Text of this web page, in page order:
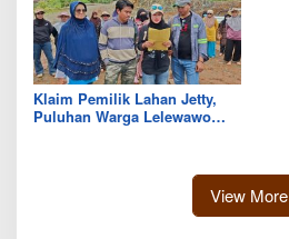
Klaim Pemilik Lahan Jetty,
Puluhan Warga Lelewawo
View More